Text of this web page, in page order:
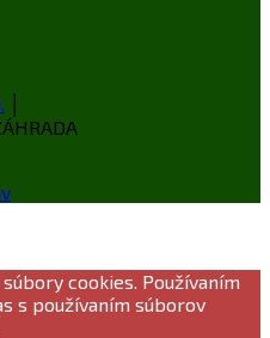
cookies. Používaním
s používaním súborov